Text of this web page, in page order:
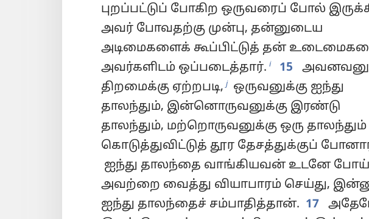
புறப்பட்டுப் போகிற ஒருவரைப் போல்
அவர் போவதற்கு முன்பு, தன்னுடைய
அடிமைகளைக் கூப்பிட்டுத் தன்
அவர்களிடம் ஒப்படைத்தார். i 15
திறமைக்கு ஏற்றபடி, j ஒருவனுக்கு ஐந்து
தாலந்தும், இன்னொருவனுக்கு இரண்டு
தாலந்தும், மற்றொருவனுக்கு ஒரு தாலந்தும்
கொடுத்துவிட்டுத் தூர தேசத்துக்குப்
ஐந்து தாலந்தை வாங்கியவன் உடனே
அவற்றை வைத்து வியாபாரம் செய்து,
ஐந்து தாலந்தைச் சம்பாதித்தான். 17